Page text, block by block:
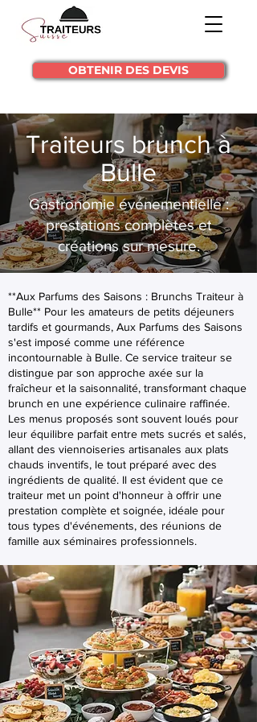
OBTENIR DES DEVIS
Traiteurs brunch à
Bulle
Gastronomie événementielle :
prestations complètes et
créations sur mesure.
**Aux Parfums des Saisons : Brunchs Traiteur à
Bulle** Pour les amateurs de petits déjeuners
tardifs et gourmands, Aux Parfums des Saisons
s'est imposé comme une référence
incontournable à Bulle. Ce service traiteur se
distingue par son approche axée sur la
fraîcheur et la saisonnalité, transformant chaque
brunch en une expérience culinaire raffinée.
Les menus proposés sont souvent loués pour
leur équilibre parfait entre mets sucrés et salés,
allant des viennoiseries artisanales aux plats
chauds inventifs, le tout préparé avec des
ingrédients de qualité. Il est évident que ce
traiteur met un point d'honneur à offrir une
prestation complète et soignée, idéale pour
tous types d'événements, des réunions de
famille aux séminaires professionnels.